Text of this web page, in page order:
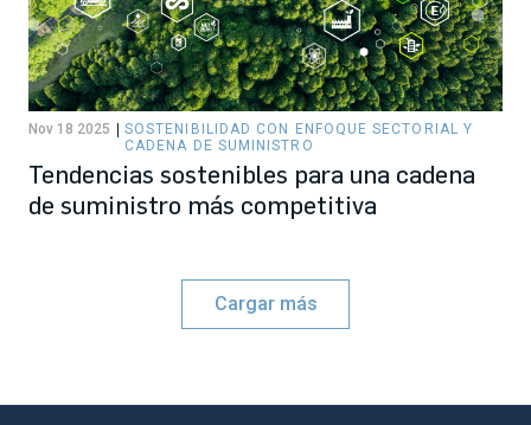
Nov 18 2025
SOSTENIBILIDAD CON ENFOQUE SECTORIAL Y
CADENA DE SUMINISTRO
Tendencias sostenibles para una cadena
de suministro más competitiva
Cargar más